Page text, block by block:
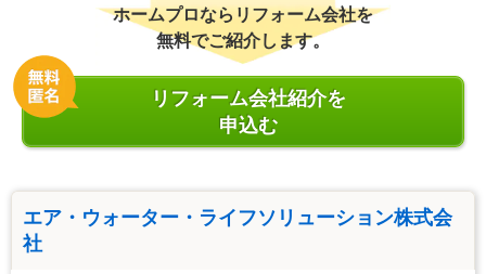
ホームプロならリフォーム会社を
無料でご紹介します。
リフォーム会社紹介を
申込む
エア・ウォーター・ライフソリューション株式会
社